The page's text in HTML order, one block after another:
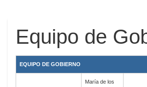
Equipo de
EQUIPO DE GOBIERNO
María de los